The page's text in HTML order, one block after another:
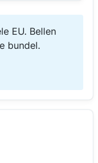
EU. Bellen
bundel.